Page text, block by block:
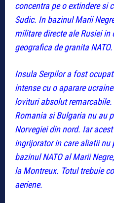
concentra pe o extindere si
Sudic. In bazinul Marii
militare directe ale Rusiei
geografica de granita NATO.
Insula Serpilor a fost
intense cu o aparare
lovituri absolut
Romania si Bulgaria nu au
Norvegiei din nord. Iar
ingrijorator in care aliatii nu
bazinul NATO al Marii
la Montreux. Totul trebuie
aeriene.